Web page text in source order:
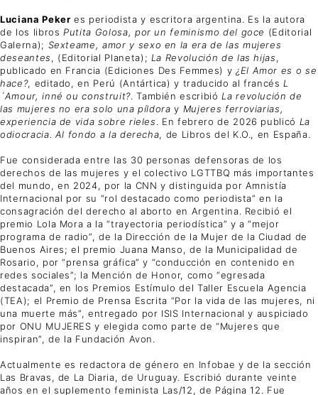
Luciana Peker es periodista y escritora argentina. Es la autora
de los librosPutita Golosa, por un feminismo del goce (Editorial
Galerna); Sexteame, amor y sexo en la era de las mujeres
deseantes, (Editorial Planeta); La Revolución de las hijas,
publicado en Francia (Ediciones Des Femmes) y ¿El Amor es o se
hace?, editado, en Perú (Antártica) y traducido al francésL
´Amour, inné ou construit?. También escribióLa revolución de
las mujeres no era solo una píldora y Mujeres ferroviarias,
experiencia de vida sobre rieles. En febrero de 2026 publicó La
odiocracia. Al fondo a la derecha, de Libros del K.O., en España.
Fue considerada entre las 30 personas defensoras de los
derechos de las mujeres y el colectivo LGTTBQ más importantes
del mundo, en 2024, por la CNN y distinguida por Amnistía
Internacional por su “rol destacado como periodista” en la
consagración del derecho al aborto en Argentina. Recibió el
premio Lola Mora a la “trayectoria periodística” y a “mejor
programa de radio”, de la Dirección de la Mujer de la Ciudad de
Buenos Aires; el premio Juana Manso, de la Municipalidad de
Rosario, por “prensa gráfica” y “conducción en contenido en
redes sociales”; la Mención de Honor, como “egresada
destacada”, en los Premios Estímulo del Taller Escuela Agencia
(TEA); el Premio de Prensa Escrita “Por la vida de las mujeres, ni
una muerte más”, entregado por ISIS Internacional y auspiciado
por ONU MUJERES y elegida como parte de “Mujeres que
inspiran”, de la Fundación Avon.
Actualmente es redactora de género en Infobae y de la sección
Las Bravas, de La Diaria, de Uruguay. Escribió durante veinte
años en el suplemento feminista Las/12, de Página 12. Fue